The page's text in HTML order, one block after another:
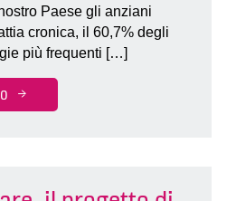
Paese gli anziani
cronica, il 60,7% degli
più frequenti […]